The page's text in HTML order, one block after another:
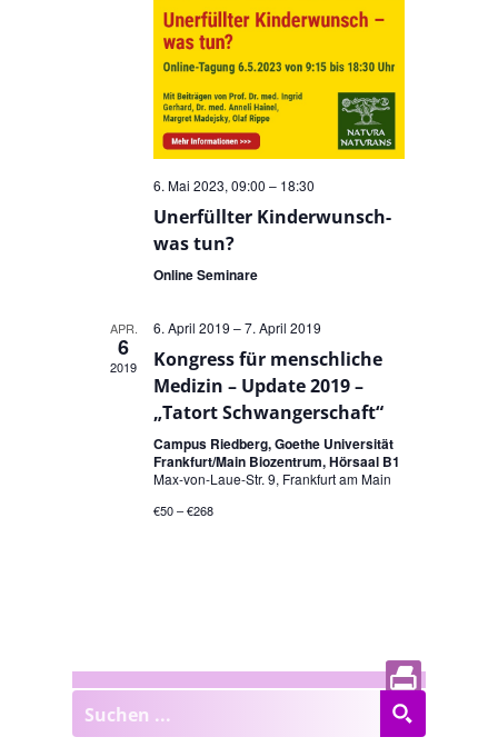
6. Mai 2023, 09:00 – 18:30
Unerfüllter Kinderwunsch-
was tun?
Online Seminare
APR.
6
2019
6. April 2019 –7. April 2019
Kongress für menschliche
Medizin – Update 2019 –
„Tatort Schwangerschaft“
Campus Riedberg, Goethe Universität
Frankfurt/Main Biozentrum, Hörsaal B1
Max-von-Laue-Str. 9, Frankfurt am Main
€50 – €268